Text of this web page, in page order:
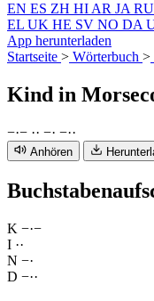
EN ES ZH HI AR JA RU
EL UK HE SV NO DA
App herunterladen
Startseite > Wörterbuch >
Kind in
−·− ·· −· −··
Anhören
K −·−
I ··
N −·
D −··